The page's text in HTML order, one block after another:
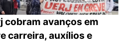
cobram avanços em
carreira, auxílios e